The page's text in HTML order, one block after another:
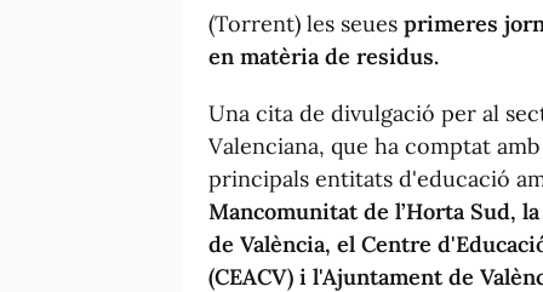
(Torrent) les seues primeres
en matèria de residus.
Una cita de divulgació per al
Valenciana, que ha comptat
principals entitats d'educació
Mancomunitat de l’Horta Sud,
de València, el Centre
(CEACV) i l'Ajuntament de